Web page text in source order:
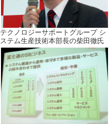
テクノロジーサポートグループ シ
ステム生産技術本部長の柴田徹氏